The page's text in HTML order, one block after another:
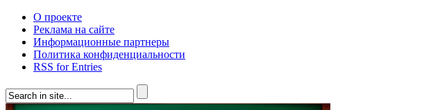
О проекте
Реклама на сайте
Информационные партнеры
Политика конфиденциальности
RSS for Entries